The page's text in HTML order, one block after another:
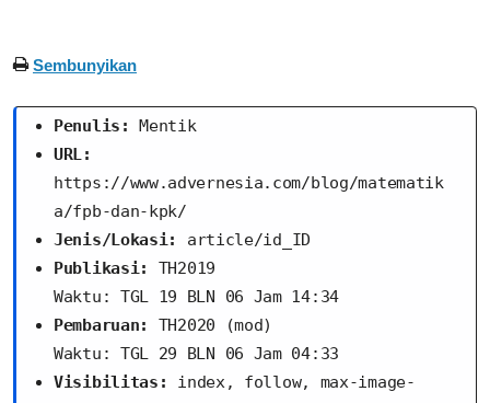
Sembunyikan
Penulis:
Mentik
URL:
https://www.advernesia.com/blog/matematik
a/fpb-dan-kpk/
Jenis/Lokasi:
article/id_ID
Publikasi:
TH2019
Waktu: TGL 19 BLN 06 Jam 14:34
Pembaruan:
TH2020 (mod)
Waktu: TGL 29 BLN 06 Jam 04:33
Visibilitas:
index, follow, max-image-